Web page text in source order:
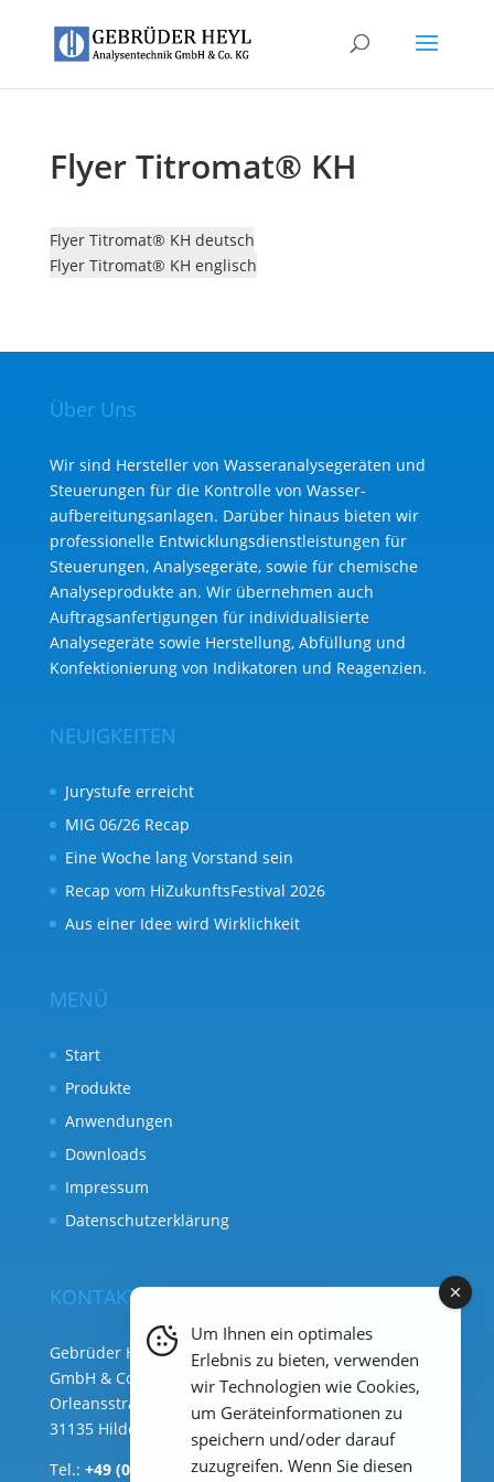
Flyer Titromat® KH
Flyer Titromat® KH deutsch
Flyer Titromat® KH englisch
Über Uns
Wir sind Hersteller von Wasseranalysegeräten und
Steuerungen für die Kontrolle von Wasser­
aufbereitungs­anlagen. Darüber hinaus bieten wir
professionelle Entwicklungs­dienst­leistungen für
Steuerungen, Analysegeräte, sowie für chemische
Analyse­produkte an. Wir übernehmen auch
Auftragsanfertigungen für individualisierte
Analysegeräte sowie Herstellung, Abfüllung und
Konfektionierung von Indikatoren und Reagenzien.
NEUIGKEITEN
Jurystufe erreicht
MIG 06/26 Recap
Eine Woche lang Vorstand sein
Recap vom HiZukunftsFestival 2026
Aus einer Idee wird Wirklichkeit
MENÜ
Start
Produkte
Anwendungen
Downloads
Impressum
Datenschutzerklärung
KONTAKT
Gebrüder Heyl Analysentechnik
GmbH & Co. KG ( Hauptsitz )
Orleansstraße 75b
31135 Hildesheim
Tel.: +49 (0) 51 21 289 33 – 0
Um Ihnen ein optimales
Erlebnis zu bieten, verwenden
wir Technologien wie Cookies,
um Geräteinformationen zu
speichern und/oder darauf
zuzugreifen. Wenn Sie diesen